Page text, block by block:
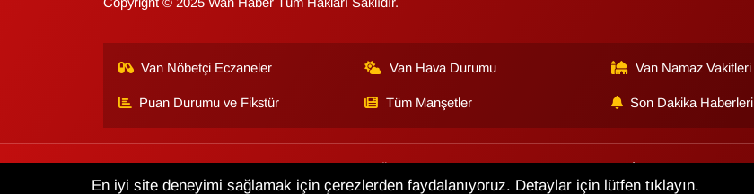
Copyright © 2025 Wan Haber Tüm Hakları Saklıdır.
Van Nöbetçi Eczaneler Van Hava Durumu Van Namaz Vakitleri
Puan Durumu ve Fikstür Tüm Manşetler Son Dakika Haberleri
En iyi site deneyimi sağlamak için çerezlerden faydalanıyoruz. Detaylar için lütfen tıklayın.